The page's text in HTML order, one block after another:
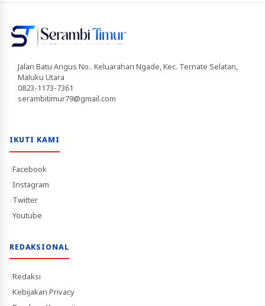
Jalan Batu Angus No.. Keluarahan Ngade, Kec. Ternate Selatan,
Maluku Utara
0823-1173-7361
serambitimur79@gmail.com
IKUTI KAMI
Facebook
Instagram
Twitter
Youtube
REDAKSIONAL
Redaksi
Kebijakan Privacy